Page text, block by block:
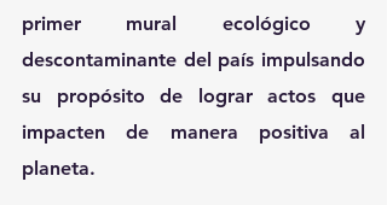
primer mural ecológico y
descontaminante del país impulsando
su propósito de lograr actos que
impacten de manera positiva al
planeta.